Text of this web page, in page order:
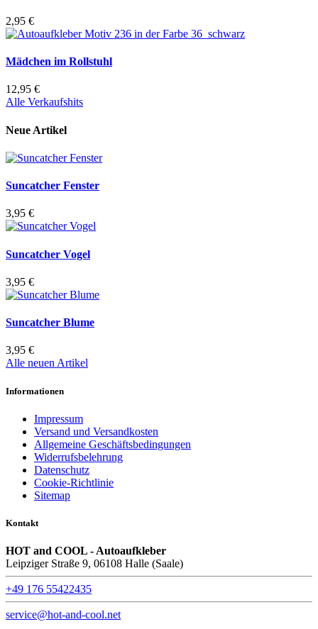
2,95 €
Mädchen im Rollstuhl
12,95 €
Alle Verkaufshits
Neue Artikel
Suncatcher Fenster
3,95 €
Suncatcher Vogel
3,95 €
Suncatcher Blume
3,95 €
Alle neuen Artikel
Informationen
Impressum
Versand und Versandkosten
Allgemeine Geschäftsbedingungen
Widerrufsbelehrung
Datenschutz
Cookie-Richtlinie
Sitemap
Kontakt
HOT and COOL - Autoaufkleber
Leipziger Straße 9, 06108 Halle (Saale)
+49 176 55422435
service@hot-and-cool.net